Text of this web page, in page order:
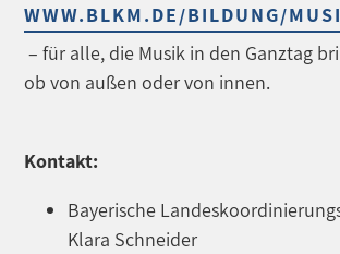
WWW.BLKM.DE/BILDUNG/
– für alle, die Musik in den Ganztag
ob von außen oder von innen.
Kontakt:
Bayerische
Klara Schneider